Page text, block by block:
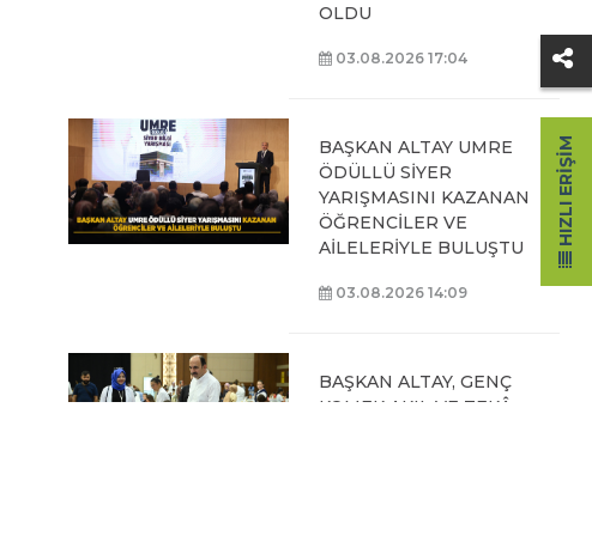
OLDU
03.08.2026 17:04
BAŞKAN ALTAY UMRE
ÖDÜLLÜ SİYER
YARIŞMASINI KAZANAN
ÖĞRENCİLER VE
AİLELERİYLE BULUŞTU
03.08.2026 14:09
BAŞKAN ALTAY, GENÇ
KOMEK AKIL VE ZEKÂ
HIZLI ERIŞIM